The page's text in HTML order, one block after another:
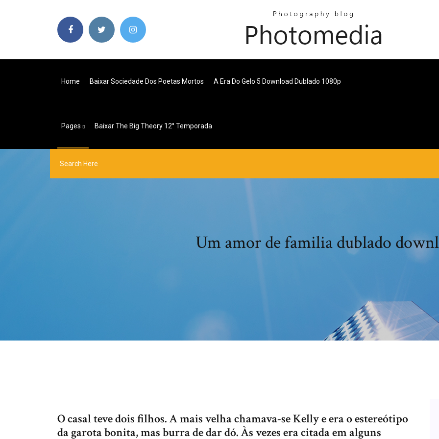
Home Baixar Sociedade Dos Poetas Mortos A Era Do Gelo 5 Download Dublado 1080p
Pages Baixar The Big Theory 12° Temporada
Um amor de familia dublado
O casal teve dois filhos. A mais velha chamava-se Kelly e era o estereótipo
da garota bonita, mas burra de dar dó. Às vezes era citada em alguns